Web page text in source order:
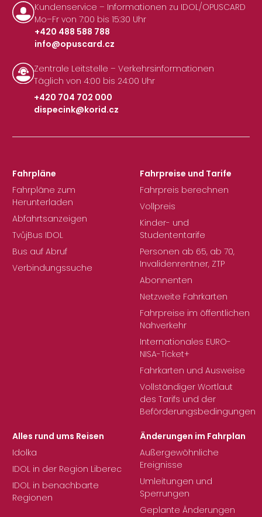
Kundenservice – Informationen zu IDOL/OPUSCARD
Mo–Fr von 7:00 bis 15:30 Uhr
+420 488 588 788
|
info@opuscard.cz
Zentrale Leitstelle – Verkehrsinformationen
Täglich von 4:00 bis 24:00 Uhr
+420 704 702 000
|
dispecink@korid.cz
Fahrpläne
Fahrpläne zum
Herunterladen
Abfahrtsanzeigen
TvůjBus IDOL
Bus auf Abruf
Verbindungssuche
Fahrpreise und Tarife
Fahrpreis berechnen
Vollpreis
Kinder- und
Studententarife
Personen ab 65, ab 70,
Invalidenrentner, ZTP
Abonnenten
Netzweite Fahrkarten
Fahrpreise im öffentlichen
Nahverkehr
Internationales EURO-
NISA-Ticket+
Fahrkarten und Ausweise
Vollständiger Wortlaut
des Tarifs und der
Beförderungsbedingungen
Alles rund ums Reisen
Idolka
IDOL in der Region Liberec
IDOL in benachbarte
Regionen
Änderungen im Fahrplan
Außergewöhnliche
Ereignisse
Umleitungen und
Sperrungen
Geplante Änderungen